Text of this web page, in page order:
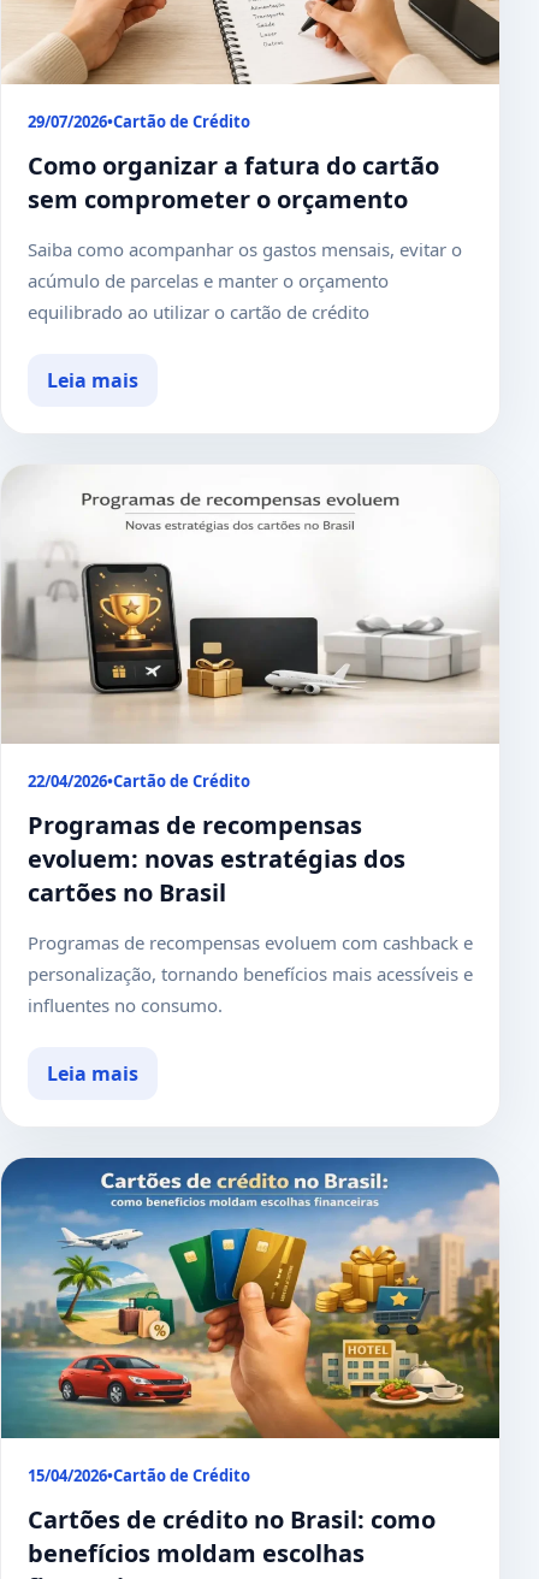
29/07/2026•Cartão de Crédito
Como organizar a fatura do cartão
sem comprometer o orçamento
Saiba como acompanhar os gastos mensais, evitar o
acúmulo de parcelas e manter o orçamento
equilibrado ao utilizar o cartão de crédito
Leia mais
22/04/2026•Cartão de Crédito
Programas de recompensas
evoluem: novas estratégias dos
cartões no Brasil
Programas de recompensas evoluem com cashback e
personalização, tornando benefícios mais acessíveis e
influentes no consumo.
Leia mais
15/04/2026•Cartão de Crédito
Cartões de crédito no Brasil: como
benefícios moldam escolhas